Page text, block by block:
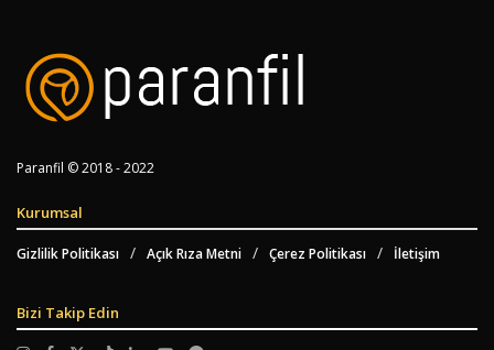
Paranfil © 2018 - 2022
Kurumsal
Gizlilik Politikası Açık Rıza Metni Çerez Politikası İletişim
Bizi Takip Edin